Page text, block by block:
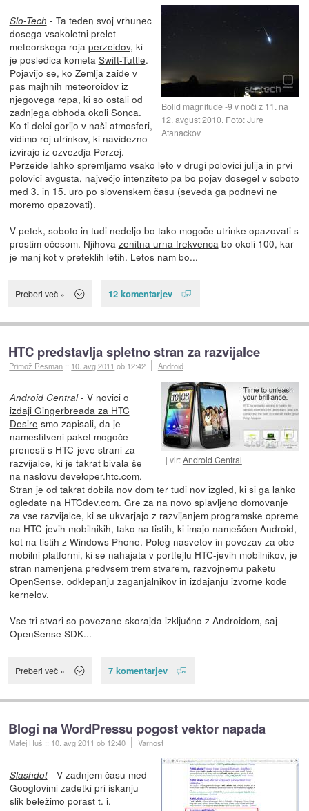
Bolid magnitude -9 v noči z 11. na
12. avgust 2010. Foto: Jure
Atanackov
Slo-Tech - Ta teden svoj vrhunec
dosega vsakoletni prelet
meteorskega roja perzeidov, ki
je posledica kometa Swift-Tuttle.
Pojavijo se, ko Zemlja zaide v
pas majhnih meteoroidov iz
njegovega repa, ki so ostali od
zadnjega obhoda okoli Sonca.
Ko ti delci gorijo v naši atmosferi,
vidimo roj utrinkov, ki navidezno
izvirajo iz ozvezdja Perzej.
Perzeide lahko spremljamo vsako leto v drugi polovici julija in prvi
polovici avgusta, največjo intenziteto pa bo pojav dosegel v soboto
med 3. in 15. uro po slovenskem času (seveda ga podnevi ne
moremo opazovati).
V petek, soboto in tudi nedeljo bo tako mogoče utrinke opazovati s
prostim očesom. Njihova zenitna urna frekvencabo okoli 100, kar
je manj kot v preteklih letih. Letos nam bo...
Preberi več » 12 komentarjev
HTC predstavlja spletno stran za razvijalce
Primož Resman :: 10. avg 2011 ob 12:42 Android
vir:Android Central
Android Central- V novici o
izdaji Gingerbreada za HTC
Desire smo zapisali, da je
namestitveni paket mogoče
prenesti s HTC-jeve strani za
razvijalce, ki je takrat bivala še
na naslovu developer.htc.com.
Stran je od takrat dobila nov dom ter tudi nov izgled, ki si ga lahko
ogledate na HTCdev.com. Gre za na novo splavljeno domovanje
za vse razvijalce, ki se ukvarjajo z razvijanjem programske opreme
na HTC-jevih mobilnikih, tako na tistih, ki imajo nameščen Android,
kot na tistih z Windows Phone. Poleg nasvetov in povezav za obe
mobilni platformi, ki se nahajata v portfejlu HTC-jevih mobilnikov, je
stran namenjena predvsem trem stvarem, razvojnemu paketu
OpenSense, odklepanju zaganjalnikov in izdajanju izvorne kode
kernelov.
Vse tri stvari so povezane skorajda izključno z Androidom, saj
OpenSense SDK...
Preberi več » 7 komentarjev
Blogi na WordPressu pogost vektor napada
Matej Huš :: 10. avg 2011 ob 12:40 Varnost
Slashdot- V zadnjem času med
Googlovimi zadetki pri iskanju
slik beležimo porast t. i.